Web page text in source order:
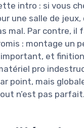
intro : si vous
une salle de jeux,
mal. Par contre, il
: montage un
et finition
pro
point, mais
n’est pas parfait.